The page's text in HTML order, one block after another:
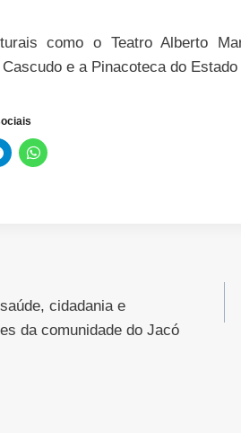
como o Teatro Alberto
e a Pinacoteca do
cidadania e
da comunidade do Jacó